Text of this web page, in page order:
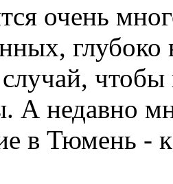
очень
случай,
А недавно
в Тюмень -